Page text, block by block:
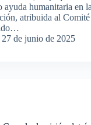
ayuda humanitaria en
atribuida al
27 de junio de 2025